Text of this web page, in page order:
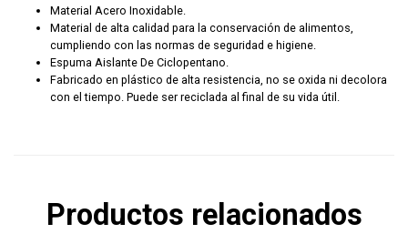
Material Acero Inoxidable.
Material de alta calidad para la conservación de alimentos,
cumpliendo con las normas de seguridad e higiene.
Espuma Aislante De Ciclopentano.
Fabricado en plástico de alta resistencia, no se oxida ni decolora
con el tiempo. Puede ser reciclada al final de su vida útil.
Productos relacionados